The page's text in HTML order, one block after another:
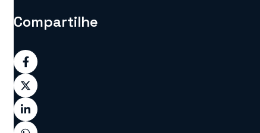
Compartilhe